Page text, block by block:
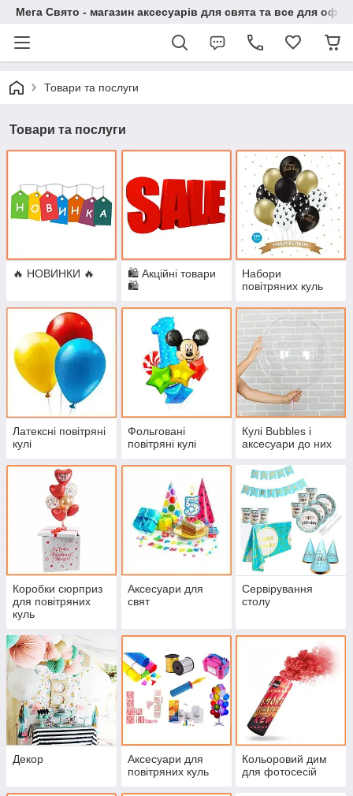
Мега Свято - магазин аксесуарів для свята та все для
Товари та послуги
Товари та послуги
🔥 НОВИНКИ 🔥
🛍 Акційні товари
🛍
Набори
повітряних куль
Латексні повітряні
кулі
Фольговані
повітряні кулі
Кулі Bubbles і
аксесуари до них
Коробки сюрприз
для повітряних
куль
Аксесуари для
свят
Сервірування
столу
Декор
Аксесуари для
повітряних куль
Кольоровий дим
для фотосесій